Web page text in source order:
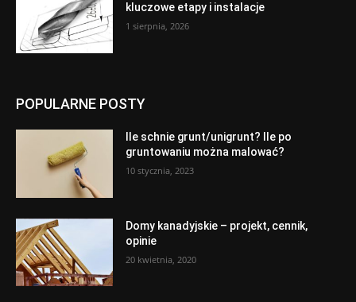
kluczowe etapy i instalacje
1 sierpnia, 2026
POPULARNE POSTY
Ile schnie grunt/unigrunt? Ile po
gruntowaniu można malować?
10 stycznia, 2023
Domy kanadyjskie – projekt, cennik,
opinie
20 kwietnia, 2020